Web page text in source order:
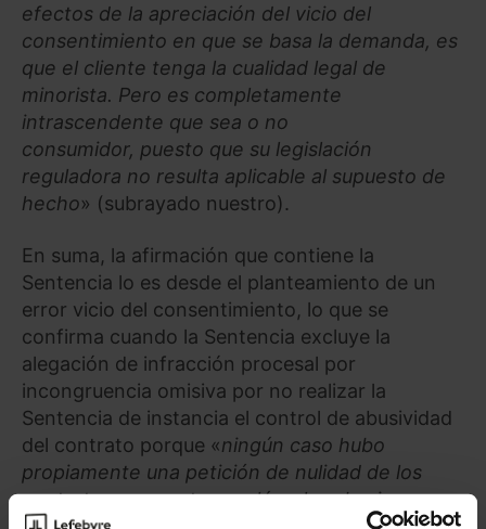
efectos de la apreciación del vicio del
consentimiento en que se basa la demanda, es
que el cliente tenga la cualidad legal de
minorista. Pero es completamente
intrascendente que sea o no
consumidor, puesto que su legislación
reguladora no resulta aplicable al supuesto de
hecho» (subrayado nuestro).
En suma, la afirmación que contiene la
Sentencia lo es desde el planteamiento de un
error vicio del consentimiento, lo que se
confirma cuando la Sentencia excluye la
alegación de infracción procesal por
incongruencia omisiva por no realizar la
Sentencia de instancia el control de abusividad
del contrato porque «ningún caso hubo
propiamente una petición de nulidad de los
contratos por contener cláusulas abusivas»,